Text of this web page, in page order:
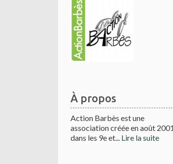
À propos
Action Barbès est une
association créée en août 2001
dans les 9e et... Lire la suite